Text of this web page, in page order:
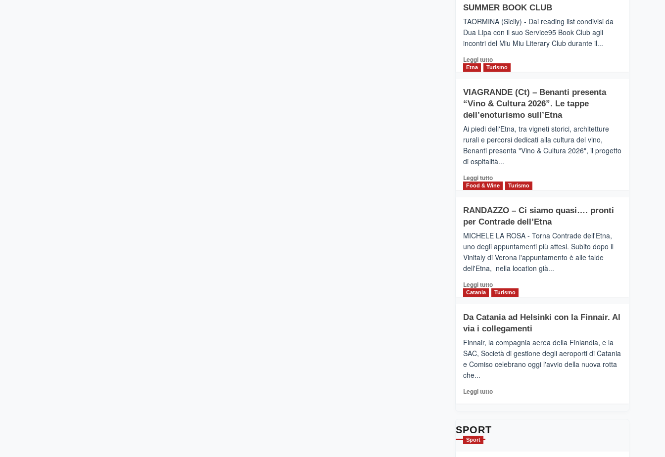
Meta
privilegiata
secondo
i
di
Airbnb.
la
Valle
Alcantara
nei
primi
classifica
siciliana
SUMMER BOOK CLUB
TAORMINA (Sicily) - Dai reading list condivisi da
Dua Lipa con il suo Service95 Book Club agli
incontri del Miu Miu Literary Club durante il...
Leggi tuttoLeggi
di
IL
SAN
DOMENICO
TAORMINA,
UN
HOTEL
FOUR
PRESENTA
IL
SUMMER
BOOK
CLUB
Etna Turismo
VIAGRANDE (Ct) – Benanti presenta
“Vino & Cultura 2026”. Le tappe
dell’enoturismo sull’Etna
Ai piedi dell'Etna, tra vigneti storici, architetture
rurali e percorsi dedicati alla cultura del vino,
Benanti presenta "Vino & Cultura 2026", il progetto
di ospitalità...
Leggi tuttoLeggi
di
VIAGRANDE
(Ct)
–
presenta
“Vino
&
2026”.
Le
dell’enoturismo
sull’Etna
Food & Wine Turismo
RANDAZZO – Ci siamo quasi…. pronti
per Contrade dell’Etna
MICHELE LA ROSA - Torna Contrade dell'Etna,
uno degli appuntamenti più attesi. Subito dopo il
Vinitaly di Verona l'appuntamento è alle falde
dell'Etna, nella location già...
Leggi tuttoLeggi
di
RANDAZZO
–
siamo
quasi….
pronti
dell’Etna
Catania Turismo
Da Catania ad Helsinki con la Finnair. Al
via i collegamenti
Finnair, la compagnia aerea della Finlandia, e la
SAC, Società di gestione degli aeroporti di Catania
e Comiso celebrano oggi l'avvio della nuova rotta
che...
Leggi tuttoLeggi
SPORT
Sport